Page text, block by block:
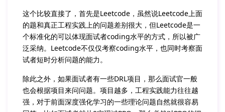
这个比较直接了，首先是Leetcode，虽然说Leetcode上面
的题和真正工程实践上的问题差别很大，但Leetcode是一
个标准化的可以体现面试者coding水平的方式，所以被广
泛采纳。Leetcode不仅仅考察coding水平，也同时考察面
试者短时分析问题的能力。
除此之外，如果面试者有一些DRL项目，那么面试官一般
也会根据项目来问问题。项目越多，工程实践能力往往越
强，对于前面深度强化学习的一些理论问题自然就很容易